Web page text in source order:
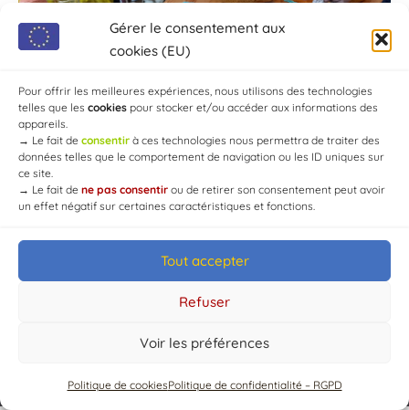
Gérer le consentement aux
cookies (EU)
Pour offrir les meilleures expériences, nous utilisons des technologies
telles que les cookies pour stocker et/ou accéder aux informations des
appareils.
→ Le fait de consentir à ces technologies nous permettra de traiter des
données telles que le comportement de navigation ou les ID uniques sur
ce site.
→ Le fait de ne pas consentir ou de retirer son consentement peut avoir
un effet négatif sur certaines caractéristiques et fonctions.
Tout accepter
Refuser
Voir les préférences
Politique de cookiesPolitique de confidentialité – RGPD
Developed byWEB3-DESIGN